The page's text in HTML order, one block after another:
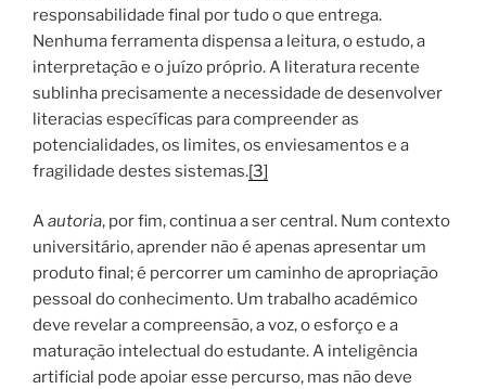
responsabilidade final por tudo o que entrega.
Nenhuma ferramenta dispensa a leitura, o estudo, a
interpretação e o juízo próprio. A literatura recente
sublinha precisamente a necessidade de desenvolver
literacias específicas para compreender as
potencialidades, os limites, os enviesamentos e a
fragilidade destes sistemas.[3]
Aautoria, por fim, continua a ser central. Num contexto
universitário, aprender não é apenas apresentar um
produto final; é percorrer um caminho de apropriação
pessoal do conhecimento. Um trabalho académico
deve revelar a compreensão, a voz, o esforço e a
maturação intelectual do estudante. A inteligência
artificial pode apoiar esse percurso, mas não deve